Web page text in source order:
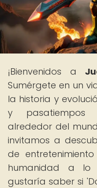
¡Bienvenidos a
Sumérgete en un
la historia y
y pasatiempos
alrededor del
invitamos a
de
humanidad a lo
gustaría saber si